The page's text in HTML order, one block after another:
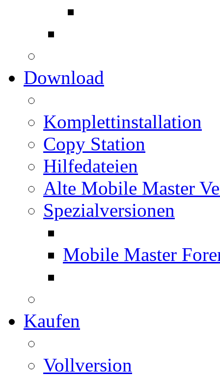
Download
Komplettinstallation
Copy Station
Hilfedateien
Alte Mobile Master
Spezialversionen
Mobile Master
Kaufen
Vollversion